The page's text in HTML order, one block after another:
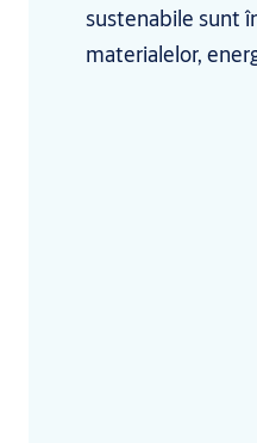
sustenabile sunt
materialelor,